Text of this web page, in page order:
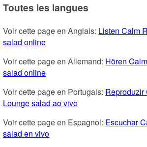
Toutes les langues
Voir cette page en Anglais: Listen Calm
salad online
Voir cette page en Allemand: Hören
salad online
Voir cette page en Portugais: Reproduzir
Lounge salad ao vivo
Voir cette page en Espagnol: Escuchar
salad en vivo